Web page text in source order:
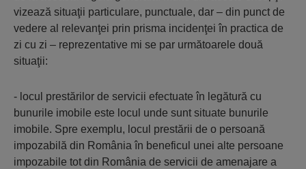
vizează situaţii particulare, punctuale, dar – din punct de
vedere al relevanţei prin prisma incidenţei în practica de
zi cu zi – reprezentative mi se par următoarele două
situaţii:
- locul prestărilor de servicii efectuate în legătură cu
bunurile imobile este locul unde sunt situate bunurile
imobile. Spre exemplu, locul prestării de o persoană
impozabilă din România în beneficul unei alte persoane
impozabile tot din România de servicii de amenajare a